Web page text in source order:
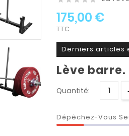
175,00 €
TTC
Derniers articles
Lève barre.
Quantité:
Dépêchez-Vous